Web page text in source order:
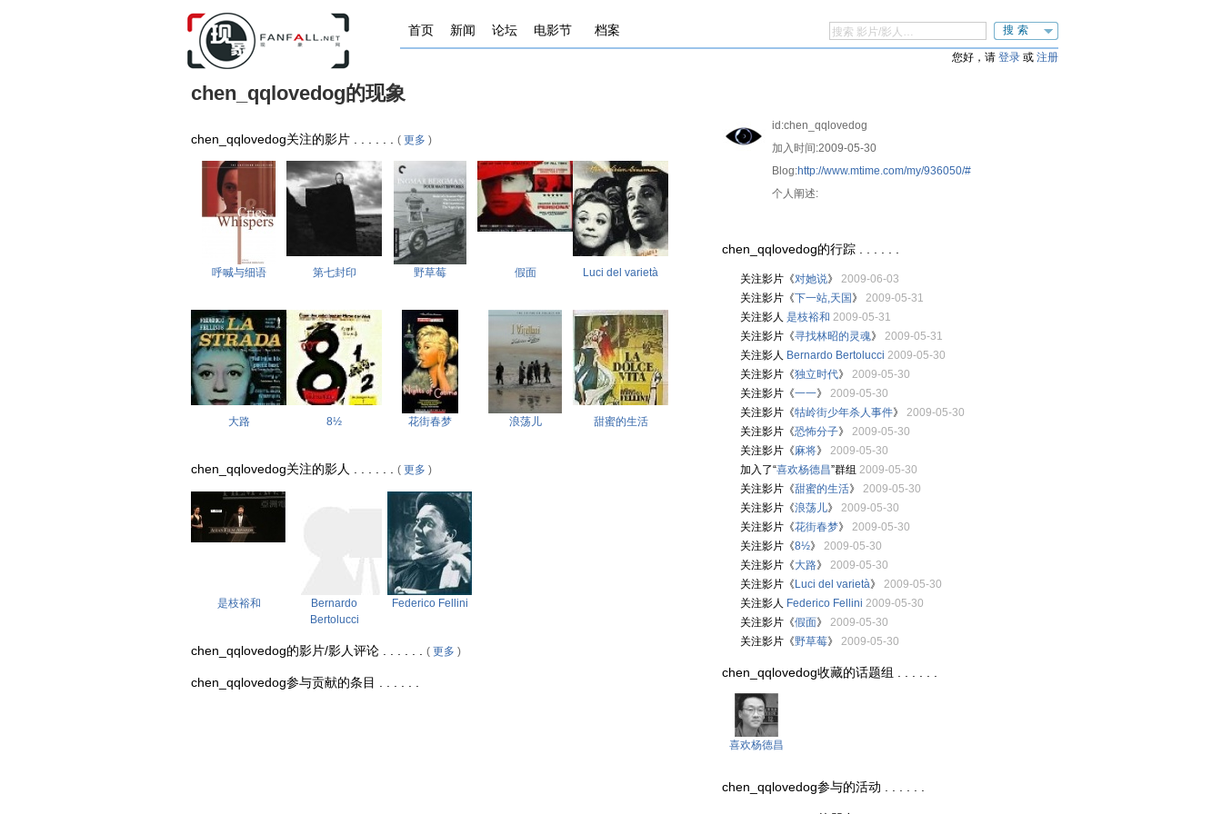
首页 新闻 论坛 电影节 档案 搜索
您好，请 登录 或 注册
chen_qqlovedog的现象
chen_qqlovedog关注的影片 . . . . . . ( 更多 )
呼喊与细语 第七封印 野草莓 假面 Luci del varietà
大路 8½ 花街春梦 浪荡儿 甜蜜的生活
chen_qqlovedog关注的影人 . . . . . . ( 更多 )
是枝裕和
Bernardo
Bertolucci
Federico Fellini
chen_qqlovedog的影片/影人评论 . . . . . . ( 更多 )
chen_qqlovedog参与贡献的条目 . . . . . .
id:chen_qqlovedog
加入时间:2009-05-30
Blog:http://www.mtime.com/my/936050/#
个人阐述:
chen_qqlovedog的行踪 . . . . . .
关注影片《对她说》 2009-06-03
关注影片《下一站,天国 》 2009-05-31
关注影人 是枝裕和 2009-05-31
关注影片《寻找林昭的灵魂》 2009-05-31
关注影人 Bernardo Bertolucci 2009-05-30
关注影片《独立时代》 2009-05-30
关注影片《一一》 2009-05-30
关注影片《牯岭街少年杀人事件》 2009-05-30
关注影片《恐怖分子》 2009-05-30
关注影片《麻将》 2009-05-30
加入了“喜欢杨德昌”群组 2009-05-30
关注影片《甜蜜的生活》 2009-05-30
关注影片《浪荡儿》 2009-05-30
关注影片《花街春梦》 2009-05-30
关注影片《8½》 2009-05-30
关注影片《大路》 2009-05-30
关注影片《 Luci del varietà》 2009-05-30
关注影人 Federico Fellini 2009-05-30
关注影片《假面》 2009-05-30
关注影片《野草莓》 2009-05-30
chen_qqlovedog收藏的话题组 . . . . . .
喜欢杨德昌
chen_qqlovedog参与的活动 . . . . . .